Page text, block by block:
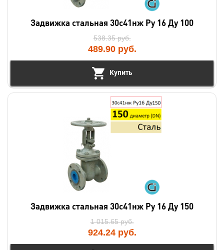
Задвижка стальная 30с41нж Ру 16 Ду 100
538.35 руб.
489.90 руб.
Купить
Задвижка стальная 30с41нж Ру 16 Ду 150
1 015.65 руб.
924.24 руб.